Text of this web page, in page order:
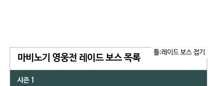
틀:레이드 보스 접기
마비노기 영웅전 레이드 보스 목록
시즌 1